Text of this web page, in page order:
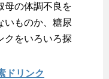
母の体調不良を
いものか、糖尿
クをいろいろ探
ドリンク